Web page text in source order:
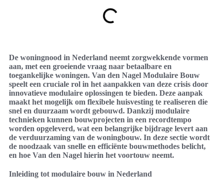
De woningnood in Nederland neemt zorgwekkende vormen
aan, met een groeiende vraag naar betaalbare en
toegankelijke woningen. Van den Nagel Modulaire Bouw
speelt een cruciale rol in het aanpakken van deze crisis door
innovatieve modulaire oplossingen te bieden. Deze aanpak
maakt het mogelijk om flexibele huisvesting te realiseren die
snel en duurzaam wordt gebouwd. Dankzij modulaire
technieken kunnen bouwprojecten in een recordtempo
worden opgeleverd, wat een belangrijke bijdrage levert aan
de verduurzaming van de woningbouw. In deze sectie wordt
de noodzaak van snelle en efficiënte bouwmethodes belicht,
en hoe Van den Nagel hierin het voortouw neemt.
Inleiding tot modulaire bouw in Nederland